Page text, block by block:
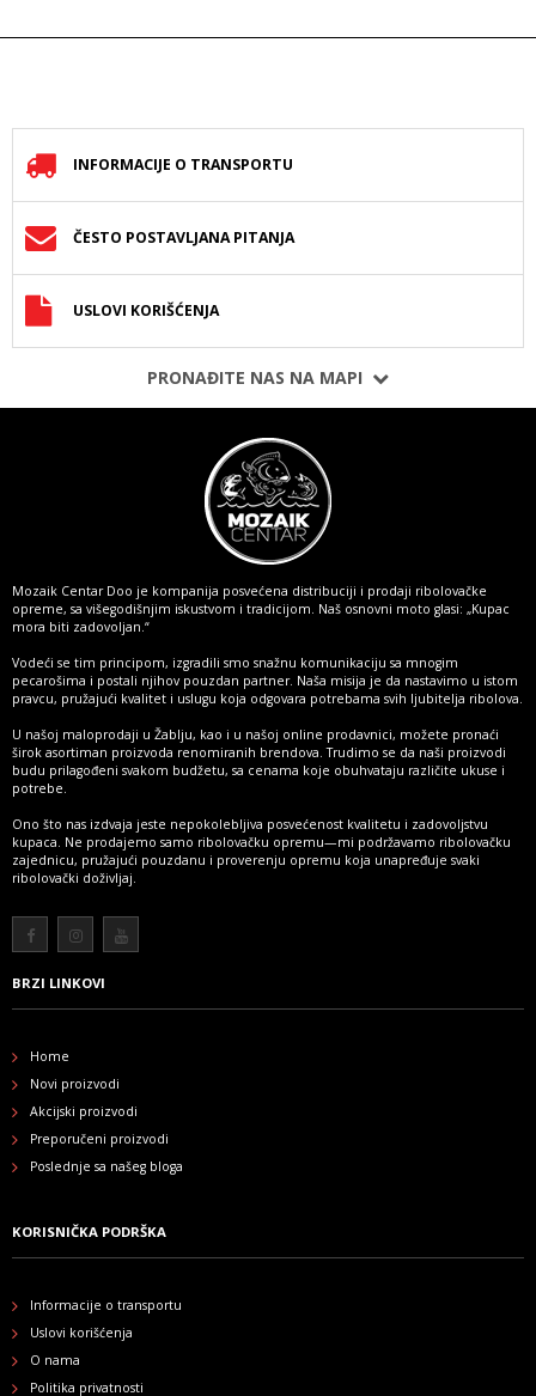
INFORMACIJE O TRANSPORTU
ČESTO POSTAVLJANA PITANJA
USLOVI KORIŠĆENJA
PRONAĐITE NAS NA MAPI
Mozaik Centar Doo je kompanija posvećena distribuciji i prodaji ribolovačke
opreme, sa višegodišnjim iskustvom i tradicijom. Naš osnovni moto glasi: „Kupac
mora biti zadovoljan.“
Vodeći se tim principom, izgradili smo snažnu komunikaciju sa mnogim
pecarošima i postali njihov pouzdan partner. Naša misija je da nastavimo u istom
pravcu, pružajući kvalitet i uslugu koja odgovara potrebama svih ljubitelja ribolova.
U našoj maloprodaji u Žablju, kao i u našoj online prodavnici, možete pronaći
širok asortiman proizvoda renomiranih brendova. Trudimo se da naši proizvodi
budu prilagođeni svakom budžetu, sa cenama koje obuhvataju različite ukuse i
potrebe.
Ono što nas izdvaja jeste nepokolebljiva posvećenost kvalitetu i zadovoljstvu
kupaca. Ne prodajemo samo ribolovačku opremu—mi podržavamo ribolovačku
zajednicu, pružajući pouzdanu i proverenju opremu koja unapređuje svaki
ribolovački doživljaj.
BRZI LINKOVI
Home
Novi proizvodi
Akcijski proizvodi
Preporučeni proizvodi
Poslednje sa našeg bloga
KORISNIČKA PODRŠKA
Informacije o transportu
Uslovi korišćenja
O nama
Politika privatnosti